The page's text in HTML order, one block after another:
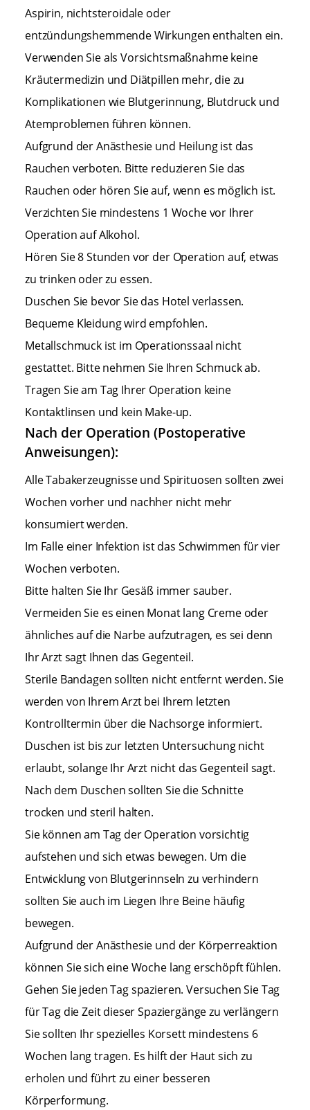
Aspirin, nichtsteroidale oder
entzündungshemmende Wirkungen enthalten ein.
Verwenden Sie als Vorsichtsmaßnahme keine
Kräutermedizin und Diätpillen mehr, die zu
Komplikationen wie Blutgerinnung, Blutdruck und
Atemproblemen führen können.
Aufgrund der Anästhesie und Heilung ist das
Rauchen verboten. Bitte reduzieren Sie das
Rauchen oder hören Sie auf, wenn es möglich ist.
Verzichten Sie mindestens 1 Woche vor Ihrer
Operation auf Alkohol.
Hören Sie 8 Stunden vor der Operation auf, etwas
zu trinken oder zu essen.
Duschen Sie bevor Sie das Hotel verlassen.
Bequeme Kleidung wird empfohlen.
Metallschmuck ist im Operationssaal nicht
gestattet. Bitte nehmen Sie Ihren Schmuck ab.
Tragen Sie am Tag Ihrer Operation keine
Kontaktlinsen und kein Make-up.
Nach der Operation (Postoperative
Anweisungen):
Alle Tabakerzeugnisse und Spirituosen sollten zwei
Wochen vorher und nachher nicht mehr
konsumiert werden.
Im Falle einer Infektion ist das Schwimmen für vier
Wochen verboten.
Bitte halten Sie Ihr Gesäß immer sauber.
Vermeiden Sie es einen Monat lang Creme oder
ähnliches auf die Narbe aufzutragen, es sei denn
Ihr Arzt sagt Ihnen das Gegenteil.
Sterile Bandagen sollten nicht entfernt werden. Sie
werden von Ihrem Arzt bei Ihrem letzten
Kontrolltermin über die Nachsorge informiert.
Duschen ist bis zur letzten Untersuchung nicht
erlaubt, solange Ihr Arzt nicht das Gegenteil sagt.
Nach dem Duschen sollten Sie die Schnitte
trocken und steril halten.
Sie können am Tag der Operation vorsichtig
aufstehen und sich etwas bewegen. Um die
Entwicklung von Blutgerinnseln zu verhindern
sollten Sie auch im Liegen Ihre Beine häufig
bewegen.
Aufgrund der Anästhesie und der Körperreaktion
können Sie sich eine Woche lang erschöpft fühlen.
Gehen Sie jeden Tag spazieren. Versuchen Sie Tag
für Tag die Zeit dieser Spaziergänge zu verlängern
Sie sollten Ihr spezielles Korsett mindestens 6
Wochen lang tragen. Es hilft der Haut sich zu
erholen und führt zu einer besseren
Körperformung.